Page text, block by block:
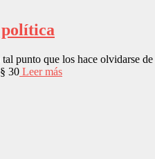
política
punto que los hace
30 Leer más